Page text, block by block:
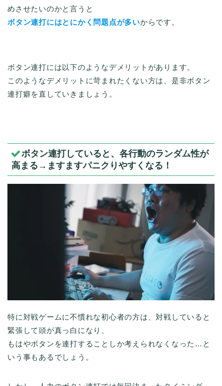
めさせたいのかと言うと
ボタン連打にはとにかく問題点が多いからです。
ボタン連打には以下のようなデメリットがあります。
このようなデメリットに苛まれたくない方は、是非ボタン
連打癖を直していきましょう。
ボタン連打していると、各行動のランダム性が
高まる→ますますパニクりやすくなる！
特に対戦ゲームに不慣れな初心者の方は、対戦していると
緊張して頭が真っ白になり、
もはやボタンを連打することしか考えられなくなった…と
いう事もあるでしょう。